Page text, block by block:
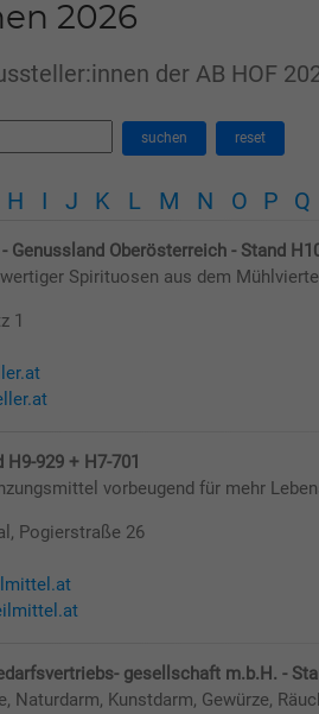
2026
der AB HOF
suchen reset
H I J K L M N O P Q
Oberösterreich - Stand
Spirituosen aus dem Mühlviertel
1
929 + H7-701
vorbeugend für mehr
Pogierstraße 26
gesellschaft m.b.H. -
Naturdarm, Kunstdarm, Gewürze,